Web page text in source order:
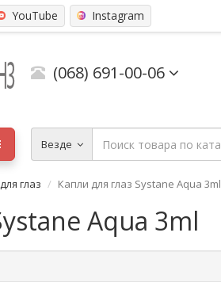
YouTube Instagram
(068) 691-00-06
Везде
глаз Капли для глаз Systane Aqua 3ml
Aqua 3ml